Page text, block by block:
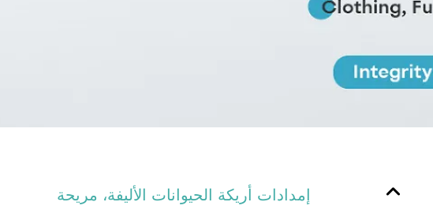
إمدادات أريكة الحيوانات الأليفة، مريحة